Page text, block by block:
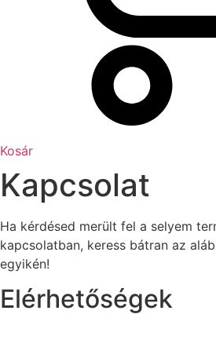
Kosár
Kapcsolat
Ha kérdésed merült fel a selyem
kapcsolatban, keress bátran az
egyikén!
Elérhetőségek